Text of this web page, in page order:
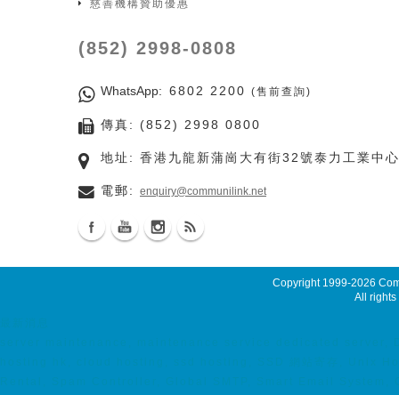
慈善機構贊助優惠
(852) 2998-0808
WhatsApp: 6802 2200 (售前查詢)
傳真: (852) 2998 0800
地址: 香港九龍新蒲崗大有街32號泰力工業中
電郵: enquiry@communilink.net
Copyright 1999-2026
All rights